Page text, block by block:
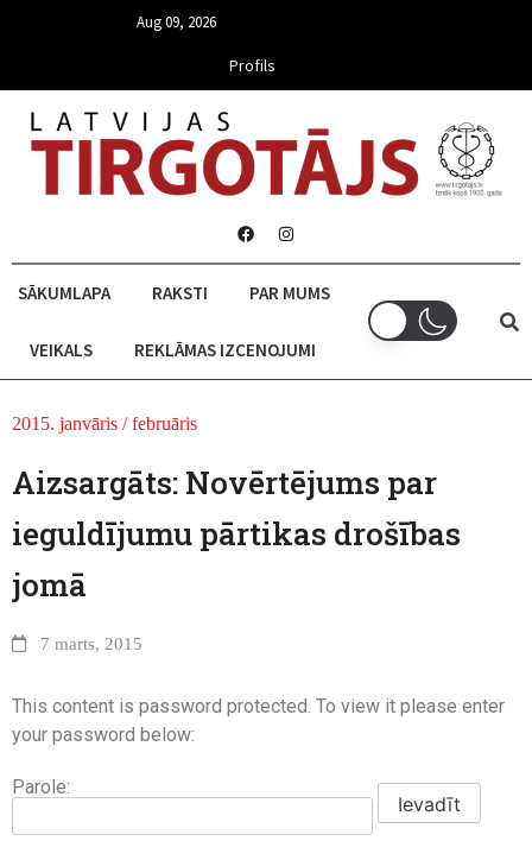
Aug 09, 2026
Profils
SĀKUMLAPA RAKSTI PAR MUMS
VEIKALS REKLĀMAS IZCENOJUMI
2015. janvāris / februāris
Aizsargāts: Novērtējums par
ieguldījumu pārtikas drošības
jomā
7 marts, 2015
This content is password protected. To view it please enter
your password below:
Parole: